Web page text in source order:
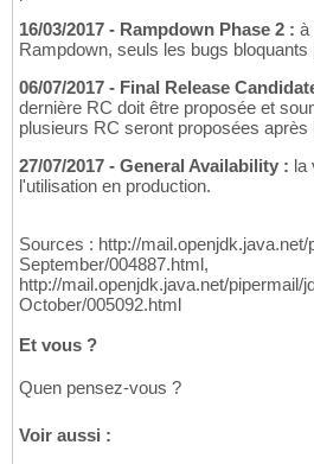
16/03/2017 - Rampdown Phase 2 : à
Rampdown, seuls les bugs
06/07/2017 - Final Release
dernière RC doit être proposée et
plusieurs RC seront proposées après
27/07/2017 - General Availability : la
l'utilisation en production.
Sources : http://
September/004887.html,
http://mail.openjdk.java.net/pipermail/
October/005092.html
Et vous ?
Quen pensez-vous ?
Voir aussi :